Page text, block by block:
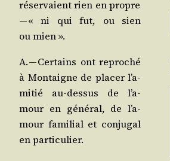
réser­vaient rien en propre
— « ni qui fut, ou sien
ou mien ».
A. — Cer­tains ont repro­ché
à Mon­taigne de pla­cer l’a­
mi­tié au-des­sus de l’a­
mour en géné­ral, de l’a­
mour fami­lial et conju­gal
en particulier.